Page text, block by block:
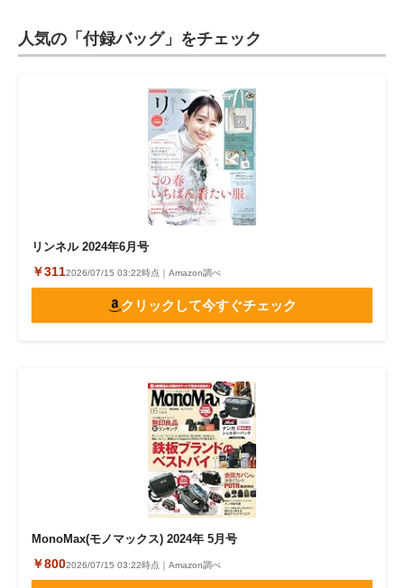
人気の「付録バッグ」をチェック
リンネル 2024年6月号
￥3112026/07/15 03:22時点｜Amazon調べ
クリックして今すぐチェック
MonoMax(モノマックス) 2024年 5月号
￥8002026/07/15 03:22時点｜Amazon調べ